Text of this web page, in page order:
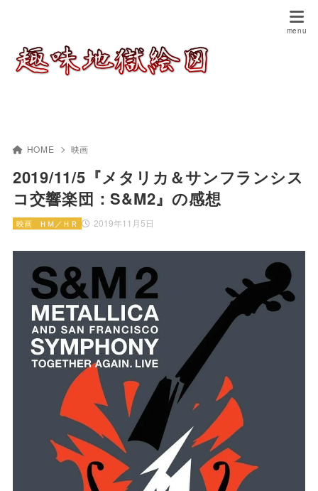
HOME 映画
2019/11/5『メタリカ＆サンフランシス
コ交響楽団：S&M2』の感想
2019年11月5日
映画 ＨＭ／ＨＲ